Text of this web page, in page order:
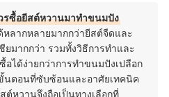
รซื้อยีสต์หวานมาทำขนมปัง
หลากหลายมากกว่ายีสต์จืดและ
มากกว่า รวมทั้งวิธีการทำและ
ได้ง่ายกว่าการทำขนมปังเปลือก
นตอนที่ซับซ้อนและอาศัยเทคนิค
ต์หวานจึงถือเป็นทางเลือกที่